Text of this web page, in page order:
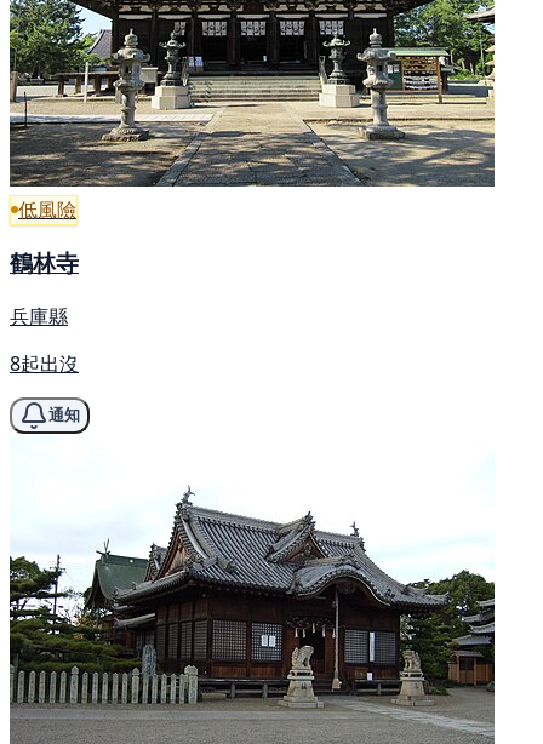
低風險
鶴林寺
兵庫縣
8起出沒
通知